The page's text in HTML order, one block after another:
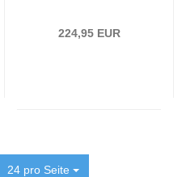
TDi, nicht geeignet für
224,95 EUR
24 pro Seite
pro Seite